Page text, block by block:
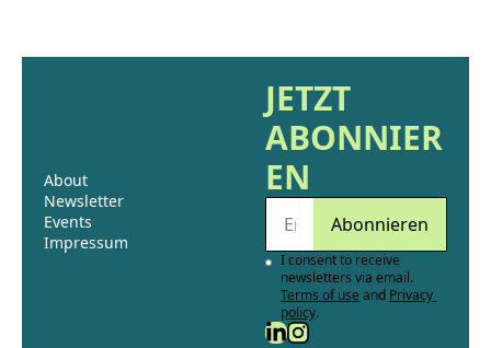
About
Newsletter
Events
Impressum
JETZT
ABONNIER
EN
Abonnieren
I consent to receive
newsletters via email.
Terms of use and Privacy
policy.